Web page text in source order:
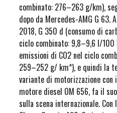
combinato: 276–263 g/km),
dopo da Mercedes-AMG G 63.
2018, G 350 d (consumo di
ciclo combinato: 9,8–9,6 l/100
emissioni di CO2 nel ciclo
259–252 g/ km*), e quindi la
variante di motorizzazione con
motore diesel OM 656, fa il
sulla scena internazionale. Con